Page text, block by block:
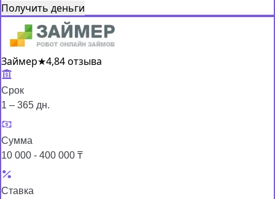
Получить деньги
Займер★4,84 отзыва
Срок
1 – 365 дн.
Сумма
10 000 - 400 000 ₸
Ставка